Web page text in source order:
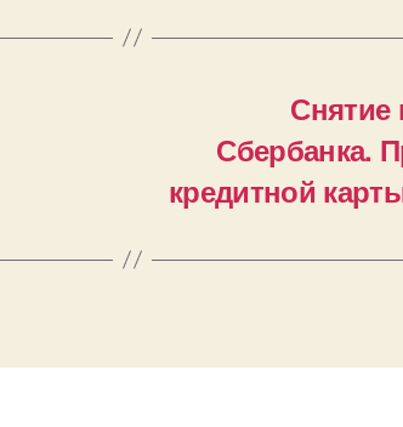
Снятие
Сбербанка.
кредитной